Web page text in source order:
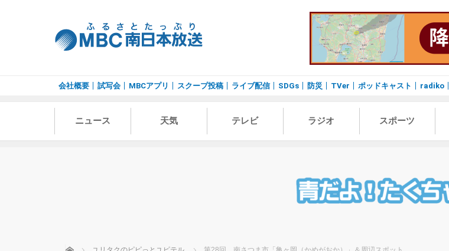
会社概要 試写会 MBCアプリ スクープ投稿 ライブ配信 SDGs 防災 TVer ポッドキャスト radiko
ニュース 天気 テレビ ラジオ スポーツ
ホーム